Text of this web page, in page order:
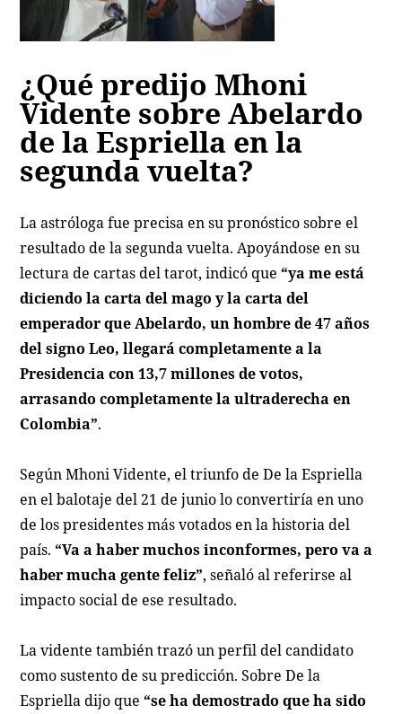
¿Qué predijo Mhoni
Vidente sobre Abelardo
de la Espriella en la
segunda vuelta?
La astróloga fue precisa en su pronóstico sobre el
resultado de la segunda vuelta. Apoyándose en su
lectura de cartas del tarot, indicó que “ya me está
diciendo la carta del mago y la carta del
emperador que Abelardo, un hombre de 47 años
del signo Leo, llegará completamente a la
Presidencia con 13,7 millones de votos,
arrasando completamente la ultraderecha en
Colombia”.
Según Mhoni Vidente, el triunfo de De la Espriella
en el balotaje del 21 de junio lo convertiría en uno
de los presidentes más votados en la historia del
país. “Va a haber muchos inconformes, pero va a
haber mucha gente feliz”, señaló al referirse al
impacto social de ese resultado.
La vidente también trazó un perfil del candidato
como sustento de su predicción. Sobre De la
Espriella dijo que “se ha demostrado que ha sido